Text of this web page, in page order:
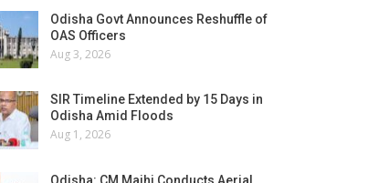
Odisha Govt Announces Reshuffle of
OAS Officers
Aug 3, 2026
SIR Timeline Extended by 15 Days in
Odisha Amid Floods
Aug 1, 2026